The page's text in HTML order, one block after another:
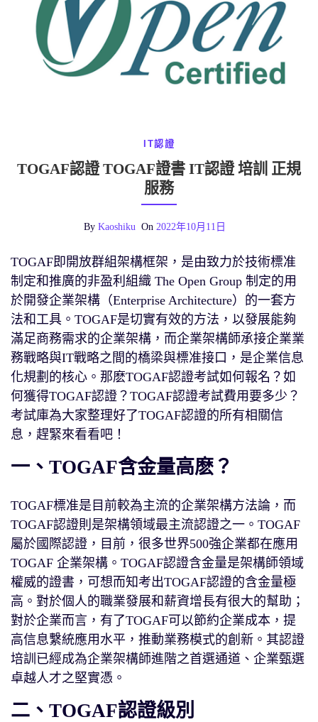
IT認證
TOGAF認證 TOGAF證書 IT認證 培訓 正規
服務
By Kaoshiku On 2022年10月11日
TOGAF即開放群組架構框架，是由致力於技術標准
制定和推廣的非盈利組織 The Open Group 制定的用
於開發企業架構（Enterprise Architecture）的一套方
法和工具。TOGAF是切實有效的方法，以發展能夠
滿足商務需求的企業架構，而企業架構師承接企業業
務戰略與IT戰略之間的橋梁與標准接口，是企業信息
化規劃的核心。那麽TOGAF認證考試如何報名？如
何獲得TOGAF認證？TOGAF認證考試費用要多少？
考試庫為大家整理好了TOGAF認證的所有相關信
息，趕緊來看看吧！
一、TOGAF含金量高麽？
TOGAF標准是目前較為主流的企業架構方法論，而
TOGAF認證則是架構領域最主流認證之一。TOGAF
屬於國際認證，目前，很多世界500強企業都在應用
TOGAF 企業架構。TOGAF認證含金量是架構師領域
權威的證書，可想而知考出TOGAF認證的含金量極
高。對於個人的職業發展和薪資增長有很大的幫助；
對於企業而言，有了TOGAF可以節約企業成本，提
高信息繫統應用水平，推動業務模式的創新。其認證
培訓已經成為企業架構師進階之首選通道、企業甄選
卓越人才之堅實憑。
二、TOGAF認證級別